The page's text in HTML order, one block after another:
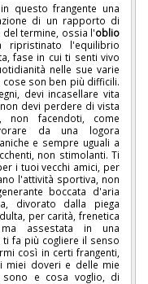
questo frangente una
di un rapporto di
termine, ossia l'oblio
ripristinato l'equilibrio
fase in cui ti senti vivo
nelle sue varie
son ben più difficili.
devi incasellare vita
devi perdere di vista
facendoti, come
da una logora
e sempre uguali a
non stimolanti. Ti
i tuoi vecchi amici, per
l'attività sportiva, non
boccata d'aria
divorato dalla piega
per carità, frenetica
ma assestata in una
ti fa più cogliere il senso
così in certi frangenti,
miei doveri e delle mie
e cosa voglio, di